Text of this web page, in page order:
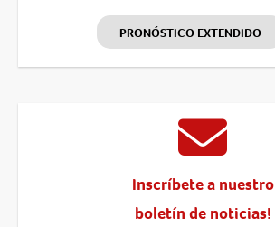
PRONÓSTICO EXTENDIDO
Inscríbete a nuestro
boletín de noticias!